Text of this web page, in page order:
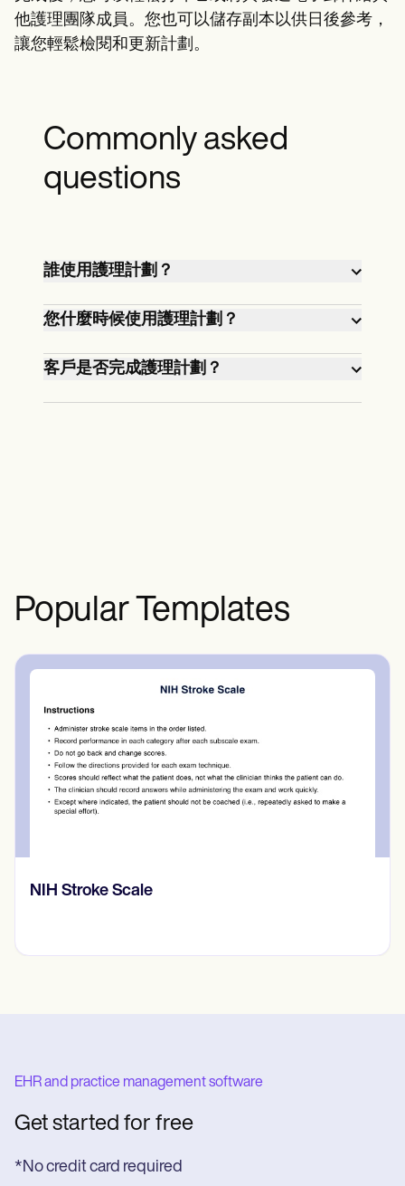
他護理團隊成員。您也可以儲存副本以供日後參考，
讓您輕鬆檢閱和更新計劃。
Commonly asked
questions
誰使用護理計劃？
註冊護理計劃由註冊護士、護士從業人
員和臨床護理人員使用。它作為開發有
組織的患者護理方法的指南，並概述護
士要遵循的行動計劃。
您什麼時候使用護理計劃？
當患者已入住醫院或任何其他醫療保健
環境時，一般會使用護理計劃。
客戶是否完成護理計劃？
不，客戶沒有完成護理計劃。該計劃是
Popular Templates
NIH Stroke Scale
EHR and practice management software
Get started for free
*No credit card required